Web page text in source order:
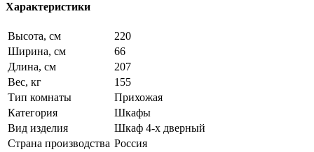
Характеристики
Высота, см
220
Ширина, см
66
Длина, см
207
Вес, кг
155
Тип комнаты
Прихожая
Категория
Шкафы
Вид изделия
Шкаф 4-х дверный
Страна производства Россия